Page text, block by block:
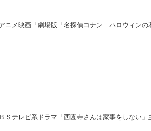
メ映画「劇場版「名探偵コナン ハロウィンの
テレビ系ドラマ「西園寺さんは家事をしない」